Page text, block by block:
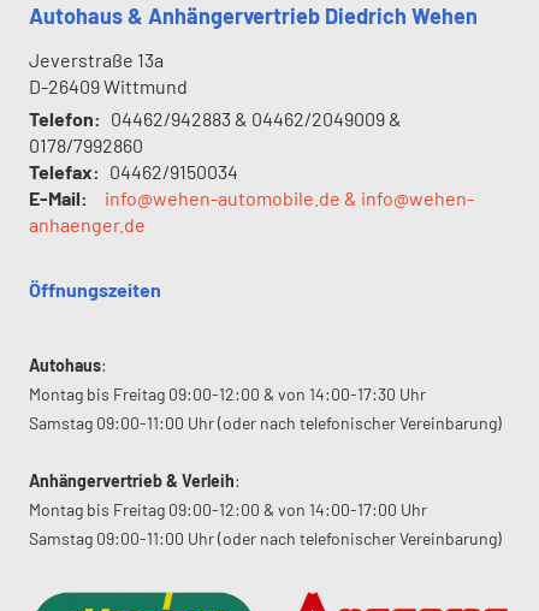
Autohaus & Anhängervertrieb Diedrich Wehen
Jeverstraße 13a
D-26409Wittmund
Telefon: 04462/942883 & 04462/2049009 &
0178/7992860
Telefax: 04462/9150034
E-Mail:
info@wehen-automobile.de & info@wehen-
anhaenger.de
Öffnungszeiten
Autohaus:
Montag bis Freitag 09:00-12:00 & von 14:00-17:30 Uhr
Samstag 09:00-11:00 Uhr (oder nach telefonischer Vereinbarung)
Anhängervertrieb & Verleih:
Montag bis Freitag 09:00-12:00 & von 14:00-17:00 Uhr
Samstag 09:00-11:00 Uhr (oder nach telefonischer Vereinbarung)